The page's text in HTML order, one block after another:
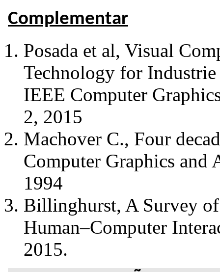
Complementar
Posada et al, Visual
Technology for
IEEE Computer
2, 2015
Machover C., Four
Computer Graphics and
1994
Billinghurst, A Survey
Human–Computer
2015.